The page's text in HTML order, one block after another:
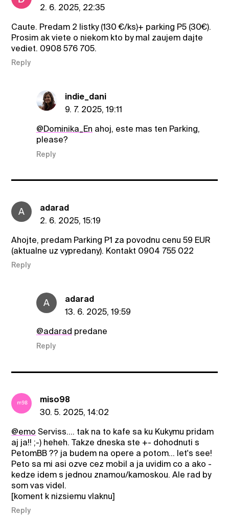
2. 6. 2025, 22:35
Caute. Predam 2 listky (130 €/ks)+ parking P5 (30€).
Prosim ak viete o niekom kto by mal zaujem dajte
vediet. 0908 576 705.
Reply
indie_dani
9. 7. 2025, 19:11
@Dominika_En ahoj, este mas ten Parking,
please?
Reply
A
adarad
2. 6. 2025, 15:19
Ahojte, predam Parking P1 za povodnu cenu 59 EUR
(aktualne uz vypredany). Kontakt 0904 755 022
Reply
A
adarad
13. 6. 2025, 19:59
@adarad predane
Reply
miso98
30. 5. 2025, 14:02
@emo Serviss.... tak na to kafe sa ku Kukymu pridam
aj ja!! ;-) heheh. Takze dneska ste +- dohodnuti s
PetomBB ?? ja budem na opere a potom... let's see!
Peto sa mi asi ozve cez mobil a ja uvidim co a ako -
kedze idem s jednou znamou/kamoskou. Ale rad by
som vas videl.
[koment k nizsiemu vlaknu]
Reply